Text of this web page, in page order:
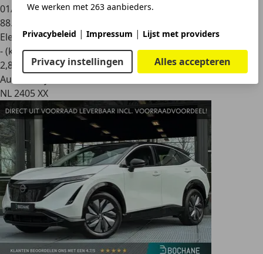
We werken met 263 aanbieders.
Privacybeleid | Impressum | Lijst met providers
Privacy instellingen Alles accepteren
01/2023
88.993 km
Elektrisch
- (kWh/100 km)
2,8
Autobedrijf
NL 2405 XX